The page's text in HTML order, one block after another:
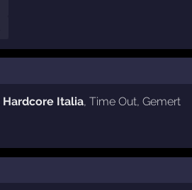
Hardcore Italia, Time Out, Gemert